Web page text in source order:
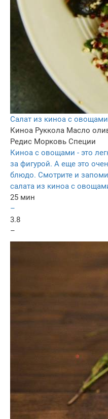
Салат из киноа с овощами
Киноа Руккола Масло
Редис Морковь Специи
Киноа с овощами - это
за фигурой. А еще это
блюдо. Смотрите и
салата из киноа с
25 мин
–
3.8
–